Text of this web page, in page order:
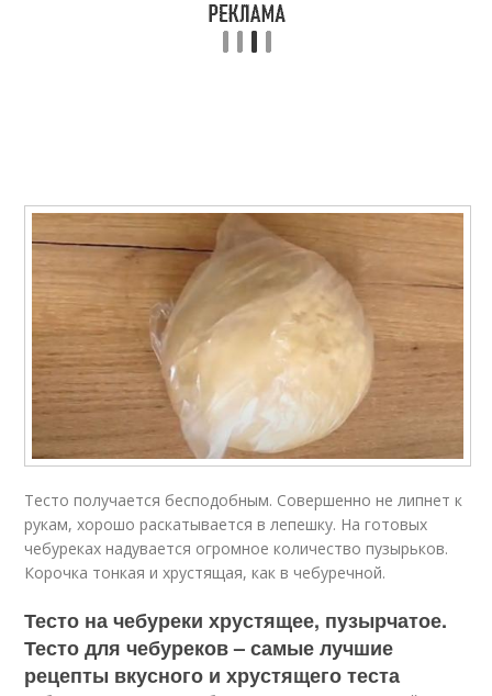
Тесто получается бесподобным. Совершенно не липнет к
рукам, хорошо раскатывается в лепешку. На готовых
чебуреках надувается огромное количество пузырьков.
Корочка тонкая и хрустящая, как в чебуречной.
Тесто на чебуреки хрустящее, пузырчатое.
Тесто для чебуреков – самые лучшие
рецепты вкусного и хрустящего теста